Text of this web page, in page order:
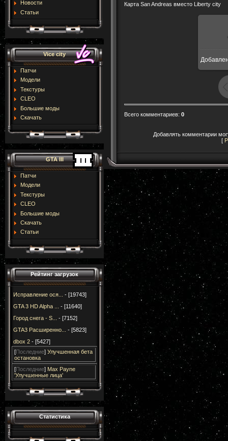
Новости
Статьи
Vice city
Патчи
Модели
Текстуры
CLEO
Большие моды
Скачать
GTA III
Патчи
Модели
Текстуры
CLEO
Большие моды
Скачать
Статьи
Рейтинг загрузок
Исправление ося...
- [19743]
GTA 3 HD Alpha ...
- [11640]
Город снега - S...
- [7152]
GTA3 Расширенно...
- [5823]
dbox 2 - [5427]
[Последние] Улучшенная бета
остановка
[Последние] Max Payne
'Улучшенные лица'
Статистика
Карта San Andreas вместо Liberty city
Всего комментариев: 0
Добавлять комментарии
[